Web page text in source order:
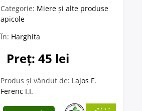
Categorie: Miere și alte produse
apicole
În: Harghita
Preț: 45 lei
Produs și vândut de: Lajos F.
Ferenc I.I.